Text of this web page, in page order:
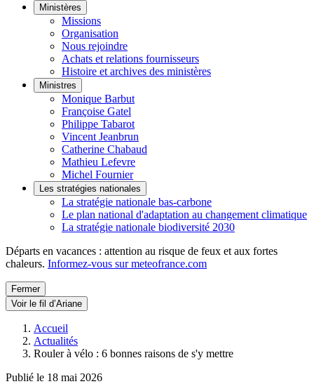
Ministères
Missions
Organisation
Nous rejoindre
Achats et relations fournisseurs
Histoire et archives des ministères
Ministres
Monique Barbut
Françoise Gatel
Philippe Tabarot
Vincent Jeanbrun
Catherine Chabaud
Mathieu Lefevre
Michel Fournier
Les stratégies nationales
La stratégie nationale bas-carbone
Le plan national d'adaptation au changement climatique
La stratégie nationale biodiversité 2030
Départs en vacances : attention au risque de feux et aux fortes
chaleurs. Informez-vous sur meteofrance.com
Fermer
Voir le fil d’Ariane
Accueil
Actualités
Rouler à vélo : 6 bonnes raisons de s'y mettre
Publié le 18 mai 2026